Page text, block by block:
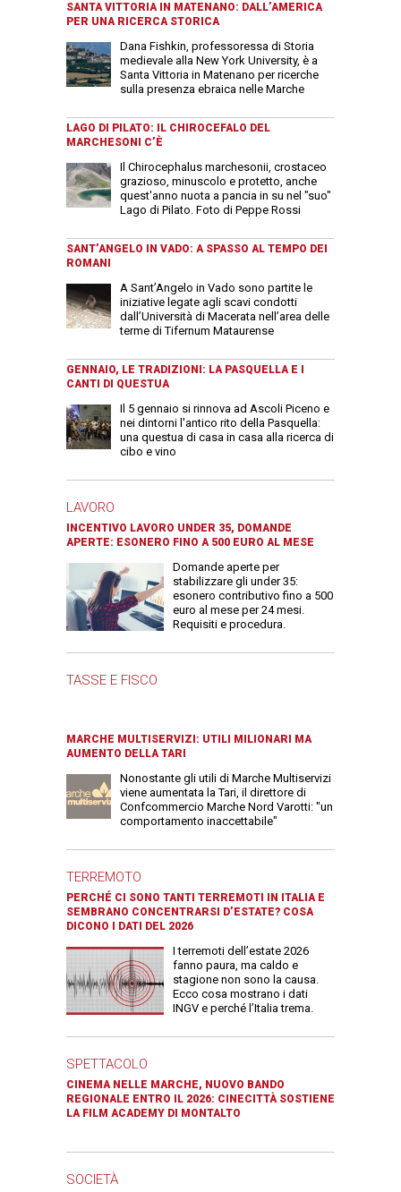
SANTA VITTORIA IN MATENANO: DALL’AMERICA
PER UNA RICERCA STORICA
Dana Fishkin, professoressa di Storia
medievale alla New York University, è a
Santa Vittoria in Matenano per ricerche
sulla presenza ebraica nelle Marche
LAGO DI PILATO: IL CHIROCEFALO DEL
MARCHESONI C’È
Il Chirocephalus marchesonii, crostaceo
grazioso, minuscolo e protetto, anche
quest'anno nuota a pancia in su nel "suo"
Lago di Pilato. Foto di Peppe Rossi
SANT’ANGELO IN VADO: A SPASSO AL TEMPO DEI
ROMANI
A Sant’Angelo in Vado sono partite le
iniziative legate agli scavi condotti
dall’Università di Macerata nell’area delle
terme di Tifernum Mataurense
GENNAIO, LE TRADIZIONI: LA PASQUELLA E I
CANTI DI QUESTUA
Il 5 gennaio si rinnova ad Ascoli Piceno e
nei dintorni l'antico rito della Pasquella:
una questua di casa in casa alla ricerca di
cibo e vino
LAVORO
INCENTIVO LAVORO UNDER 35, DOMANDE
APERTE: ESONERO FINO A 500 EURO AL MESE
Domande aperte per
stabilizzare gli under 35:
esonero contributivo fino a 500
euro al mese per 24 mesi.
Requisiti e procedura.
TASSE E FISCO
MARCHE MULTISERVIZI: UTILI MILIONARI MA
AUMENTO DELLA TARI
Nonostante gli utili di Marche Multiservizi
viene aumentata la Tari, il direttore di
Confcommercio Marche Nord Varotti: "un
comportamento inaccettabile"
TERREMOTO
PERCHÉ CI SONO TANTI TERREMOTI IN ITALIA E
SEMBRANO CONCENTRARSI D’ESTATE? COSA
DICONO I DATI DEL 2026
I terremoti dell’estate 2026
fanno paura, ma caldo e
stagione non sono la causa.
Ecco cosa mostrano i dati
INGV e perché l’Italia trema.
SPETTACOLO
CINEMA NELLE MARCHE, NUOVO BANDO
REGIONALE ENTRO IL 2026: CINECITTÀ SOSTIENE
LA FILM ACADEMY DI MONTALTO
SOCIETÀ